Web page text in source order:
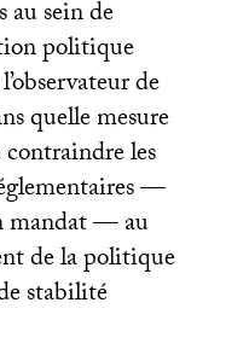
au sein de
politique
de
quelle mesure
les
—
mandat — au
de la politique
stabilité